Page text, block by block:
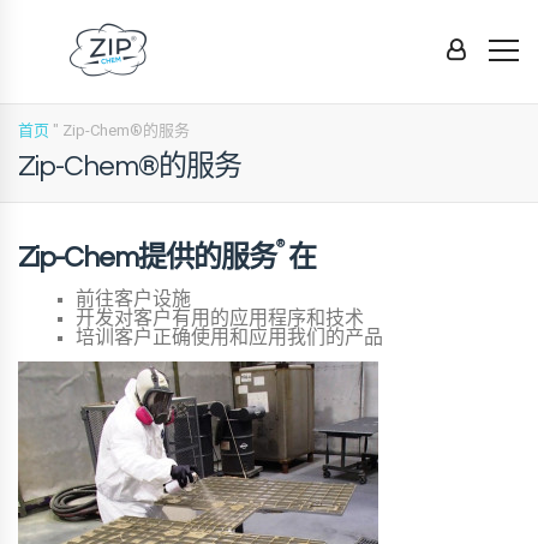
首页 " Zip-Chem®的服务
Zip-Chem®的服务
Zip-Chem提供的服务® 在
前往客户设施
开发对客户有用的应用程序和技术
培训客户正确使用和应用我们的产品